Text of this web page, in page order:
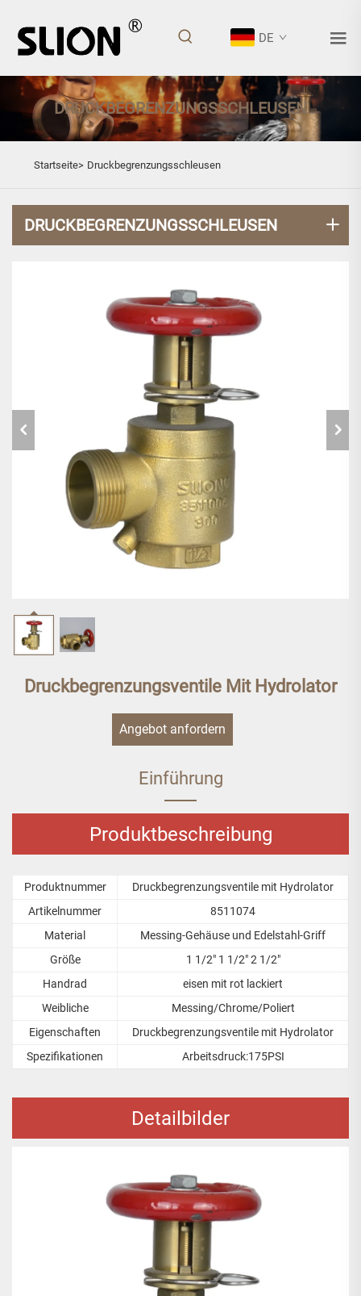
DE
DRUCKBEGRENZUNGSSCHLEUSEN
Startseite> Druckbegrenzungsschleusen
DRUCKBEGRENZUNGSSCHLEUSEN
Druckbegrenzungsventile Mit Hydrolator
Angebot anfordern
Einführung
Produktbeschreibung
Produktnummer
Druckbegrenzungsventile mit Hydrolator
Artikelnummer
8511074
Material
Messing-Gehäuse und Edelstahl-Griff
Größe
1 1/2" 1 1/2" 2 1/2"
Handrad
eisen mit rot lackiert
Weibliche
Messing/Chrome/Poliert
Eigenschaften
Druckbegrenzungsventile mit Hydrolator
Spezifikationen
Arbeitsdruck:175PSI
Detailbilder